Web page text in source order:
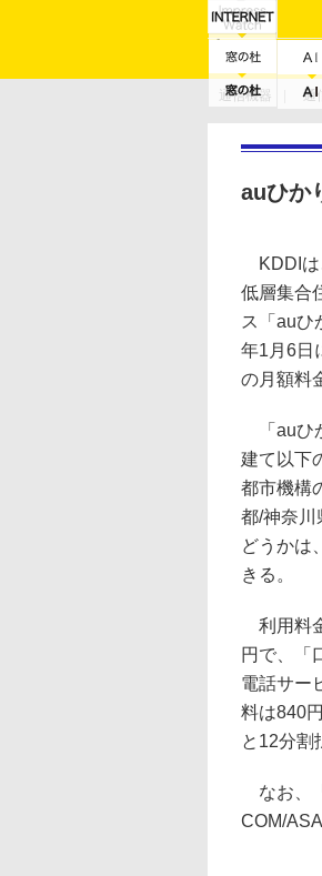
通信機器 通
auひか
KDDIは
低層集合
ス「auひ
年1月6日
の月額料
「auひ
建て以下
都市機構
都/神奈川
どうかは
きる。
利用料
円で、「
電話サー
料は840
と12分割
なお、
COM/